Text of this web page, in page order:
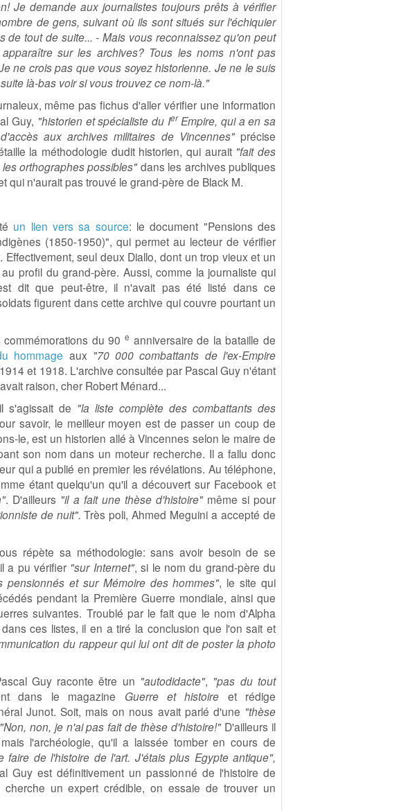
Je demande aux journalistes toujours prêts à vérifier
de gens, suivant où ils sont situés sur l'échiquier
de tout de suite... - Mais vous reconnaissez qu'on peut
sur les archives? Tous les noms n'ont pas
ne crois pas que vous soyez historienne. Je ne le suis
là-bas voir si vous trouvez ce nom-là."
même pas fichus d'aller vérifier une information
Guy, "historien et spécialiste du IerEmpire, qui a en sa
aux archives militaires de Vincennes"précise
la méthodologie dudit historien, qui aurait "fait des
orthographes possibles"dans les archives publiques
qui n'aurait pas trouvé le grand-père de Black M.
un lien vers sa source: le document "Pensions des
(1850-1950)", qui permet au lecteur de vérifier
seul deux Diallo, dont un trop vieux et un
profil du grand-père. Aussi, comme la journaliste qui
dit que peut-être, il n'avait pas été listé dans ce
figurent dans cette archive qui couvre pourtant un
du 90 e anniversaire de la bataille de
hommage aux "70 000 combattants de l'ex-Empire
et 1918. L'archive consultée par Pascal Guy n'étant
raison, cher Robert Ménard...
s'agissait de "la liste complète des combattants des
savoir, le meilleur moyen est de passer un coup de
le, est un historien allé à Vincennes selon le maire de
son nom dans un moteur recherche. Il a fallu donc
qui a publié en premier les révélations. Au téléphone,
étant quelqu'un qu'il a découvert sur Facebook et
. D'ailleurs "il a fait une thèse d'histoire"même si pour
de nuit". Très poli, Ahmed Meguini a accepté de
répète sa méthodologie: sans avoir besoin de se
a pu vérifier "sur Internet", si le nom du grand-père du
pensionnés et sur Mémoire des hommes", le site qui
pendant la Première Guerre mondiale, ainsi que
suivantes. Troublé par le fait que le nom d'Alpha
ces listes, il en a tiré la conclusion que l'on sait et
du rappeur qui lui ont dit de poster la photo
Guy raconte être un "autodidacte", "pas du tout
dans le magazine Guerre et histoire et rédige
Junot. Soit, mais on nous avait parlé d'une "thèse
"Non, non, je n'ai pas fait de thèse d'histoire!"D'ailleurs il
l'archéologie, qu'il a laissée tomber en cours de
faire de l'histoire de l'art. J'étais plus Egypte antique",
Guy est définitivement un passionné de l'histoire de
un expert crédible, on essaie de trouver un